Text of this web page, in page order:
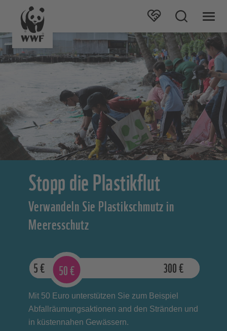
Stopp die Plastikflut
Verwandeln Sie Plastikschmutz in
Meeresschutz
50€
5€ 300€
Mit 50 Euro unterstützen Sie zum Beispiel
Abfallräumungsaktionen and den Stränden und
in küstennahen Gewässern.